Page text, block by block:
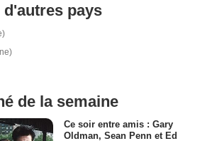
pays
de la semaine
Ce soir entre amis : Gary
Oldman, Sean Penn et Ed